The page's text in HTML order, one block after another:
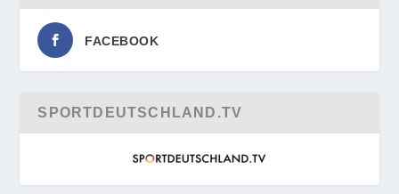
FACEBOOK
SPORTDEUTSCHLAND.TV